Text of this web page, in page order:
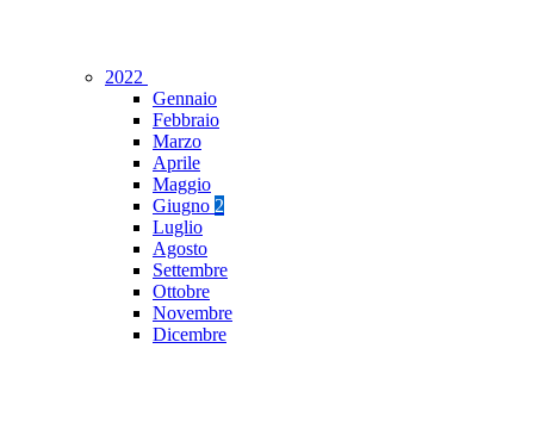
2022
Gennaio
Febbraio
Marzo
Aprile
Maggio
Giugno 2
Luglio
Agosto
Settembre
Ottobre
Novembre
Dicembre